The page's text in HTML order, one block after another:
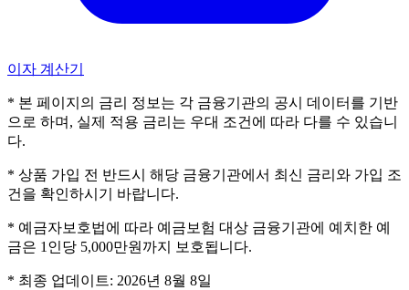
이자 계산기
* 본 페이지의 금리 정보는 각 금융기관의 공시 데이터를 기반
으로 하며, 실제 적용 금리는 우대 조건에 따라 다를 수 있습니
다.
* 상품 가입 전 반드시 해당 금융기관에서 최신 금리와 가입 조
건을 확인하시기 바랍니다.
* 예금자보호법에 따라 예금보험 대상 금융기관에 예치한 예
금은 1인당 5,000만원까지 보호됩니다.
* 최종 업데이트: 2026년 8월 8일